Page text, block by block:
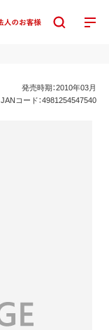
発売時期：2010年03月
JANコード：4981254547540